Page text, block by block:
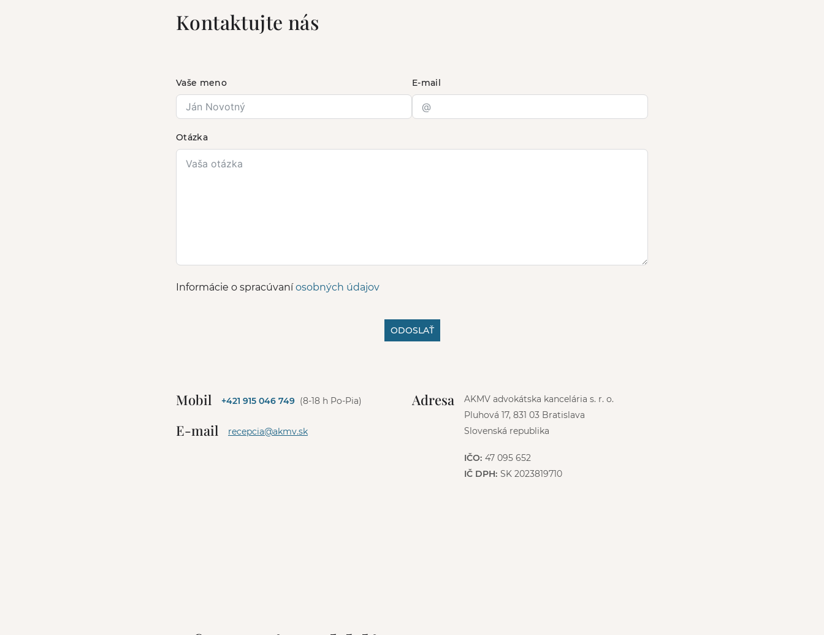
Kontaktujte nás
Vaše meno E-mail
Otázka
Informácie o spracúvaníosobných údajov
ODOSLAŤ
e
r
a
Mobil +421 915 046 749 (8-18 h Po-Pia)
E-mail recepcia@akmv.sk
Adresa
AKMV advokátska kancelária s. r. o.
Pluhová 17, 831 03 Bratislava
Slovenská republika
IČO: 47 095 652
IČ DPH: SK 2023819710